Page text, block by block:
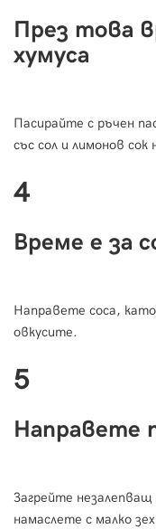
През това
хумуса
Пасирайте с ръчен
със сол и лимонов сок
4
Време е за
Направете соса,
овкусите.
5
Направете
Загрейте незалепващ
намаслете с малко